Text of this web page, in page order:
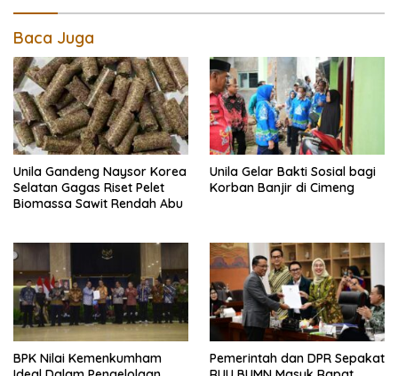
Baca Juga
Unila Gandeng Naysor Korea
Selatan Gagas Riset Pelet
Biomassa Sawit Rendah Abu
Unila Gelar Bakti Sosial bagi
Korban Banjir di Cimeng
BPK Nilai Kemenkumham
Pemerintah dan DPR Sepakat